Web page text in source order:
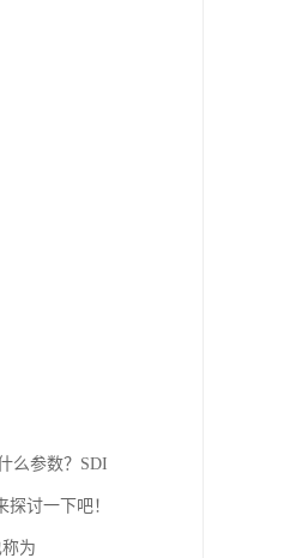
么参数？SDI
讨一下吧！
为